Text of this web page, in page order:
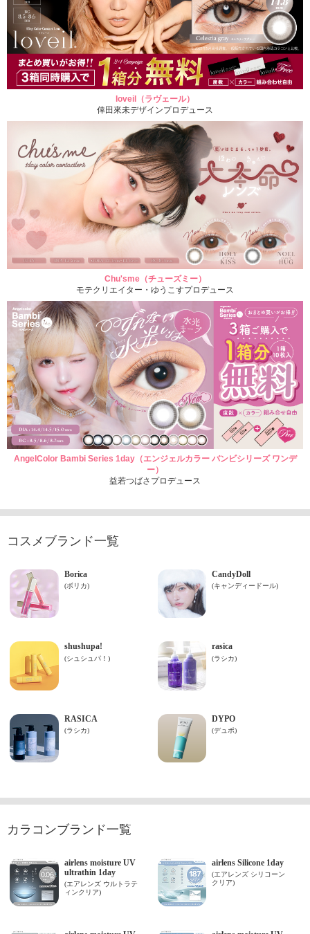
loveil（ラヴェール）
倖田來未デザインプロデュース
Chu'sme（チューズミー）
モテクリエイター・ゆうこすプロデュース
AngelColor Bambi Series 1day（エンジェルカラー バンビシリーズ ワンデ
ー）
益若つばさプロデュース
コスメブランド一覧
カラコンブランド一覧